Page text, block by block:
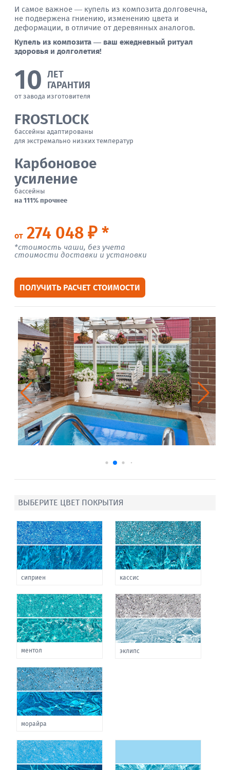
И самое важное — купель из композита долговечна,
не подвержена гниению, изменению цвета и
деформации, в отличие от деревянных аналогов.
Купель из композита — ваш ежедневный ритуал
здоровья и долголетия!
10 ЛЕТ
ГАРАНТИЯ
от завода изготовителя
FROSTLOCK
бассейны адаптированы
для экстремально низких температур
Карбоновое
усиление
бассейны
на 111% прочнее
от274 048 ₽ *
*стоимость чаши, без учета
стоимости доставки и установки
ПОЛУЧИТЬ РАСЧЕТ СТОИМОСТИ
ВЫБЕРИТЕ ЦВЕТ ПОКРЫТИЯ
сиприен кассис
ментол эклипс
морайра